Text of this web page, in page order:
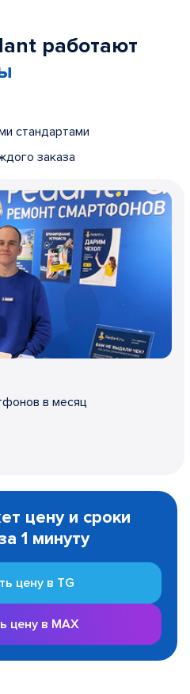
работают
стандартами
заказа
в месяц
цену и сроки
1 минуту
цену в TG
цену в MAX